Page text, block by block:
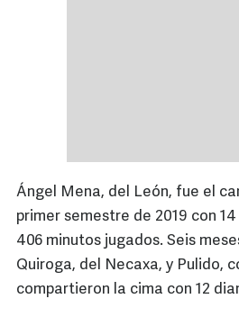
Ángel Mena, del León, fue el
primer semestre de 2019 con
406 minutos jugados. Seis
Quiroga, del Necaxa, y Pulido,
compartieron la cima con 12